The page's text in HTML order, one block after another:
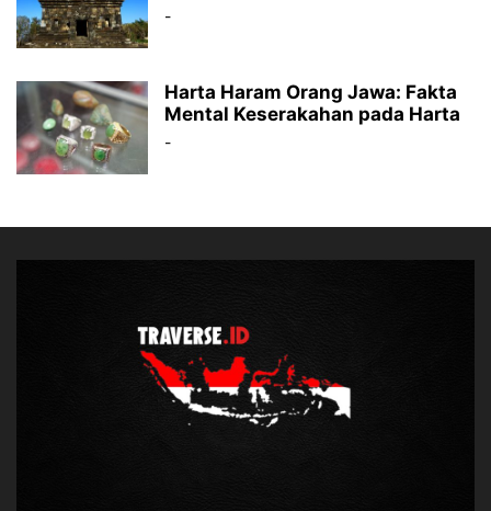
-
Harta Haram Orang Jawa: Fakta
Mental Keserakahan pada Harta
-